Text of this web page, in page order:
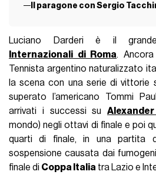
Il paragone con Sergio
Luciano Darderi è il
Internazionali di Roma.
Tennista argentino naturalizzato
la scena con una serie di vittorie
superato l’americano Tommi
arrivati i successi su
mondo) negli ottavi di finale e poi
quarti di finale, in una partita
sospensione causata dai
finale di Coppa Italia tra Lazio e